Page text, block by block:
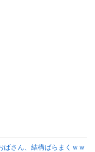
ばさん、結構ばらまくｗｗ